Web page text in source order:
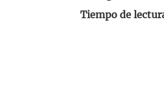
Explora todos los
Actividades para
Tiempo de